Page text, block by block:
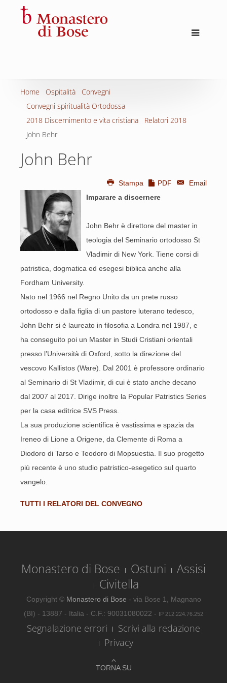
Home Ospitalità
Convegni
Convegni spiritualità Ortodossa
2018 Discernimento e vita cristiana
Relatori 2018
John Behr
John Behr
Stampa PDF
Email
Imparare a discernere
John Behr è direttore del master in
teologia del Seminario ortodosso St
Vladimir di New York. Tiene corsi di
patristica, dogmatica ed esegesi biblica anche alla
Fordham University.
Nato nel 1966 nel Regno Unito da un prete russo
ortodosso e dalla figlia di un pastore luterano tedesco,
John Behr si è laureato in filosofia a Londra nel 1987, e
ha conseguito poi un Master in Studi Cristiani orientali
presso l’Università di Oxford, sotto la direzione del
vescovo Kallistos (Ware). Dal 2001 è professore ordinario
al Seminario di St Vladimir, di cui è stato anche decano
dal 2007 al 2017. Dirige inoltre la Popular Patristics Series
per la casa editrice SVS Press.
La sua produzione scientifica è vastissima e spazia da
Ireneo di Lione a Origene, da Clemente di Roma a
Diodoro di Tarso e Teodoro di Mopsuestia. Il suo progetto
più recente è uno studio patristico-esegetico sul quarto
vangelo.
TUTTI I RELATORI DEL CONVEGNO
TORNA SU
Monastero di Bose Ostuni
Assisi
Civitella
Copyright © Monastero di Bose - via Bose 1, Magnano
(BI) - 13887 - Italia - C.F.: 90031080022 - IP 212.224.76.252
Segnalazione errori
Scrivi alla redazione
Privacy